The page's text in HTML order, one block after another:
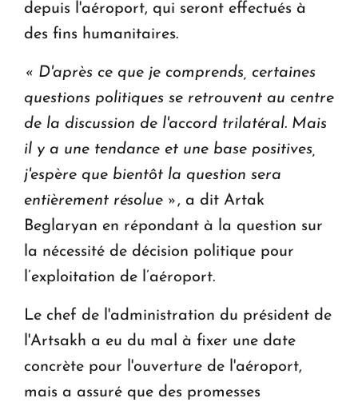
depuis l'aéroport, qui seront effectués à
des fins humanitaires.
« D'après ce que je comprends, certaines
questions politiques se retrouvent au centre
de la discussion de l'accord trilatéral. Mais
il y a une tendance et une base positives,
j'espère que bientôt la question sera
entièrement résolue », a dit Artak
Beglaryan en répondant à la question sur
la nécessité de décision politique pour
l’exploitation de l’aéroport.
Le chef de l'administration du président de
l'Artsakh a eu du mal à fixer une date
concrète pour l'ouverture de l'aéroport,
mais a assuré que des promesses